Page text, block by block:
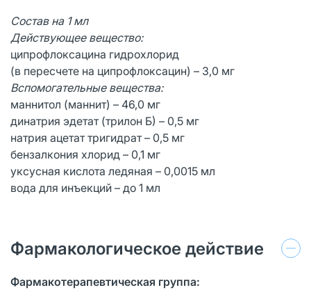
Состав на 1 мл
Действующее вещество:
ципрофлоксацина гидрохлорид
(в пересчете на ципрофлоксацин) – 3,0 мг
Вспомогательные вещества:
маннитол (маннит) – 46,0 мг
динатрия эдетат (трилон Б) – 0,5 мг
натрия ацетат тригидрат – 0,5 мг
бензалкония хлорид – 0,1 мг
уксусная кислота ледяная – 0,0015 мл
вода для инъекций – до 1 мл
Фармакологическое действие
Фармакотерапевтическая группа: